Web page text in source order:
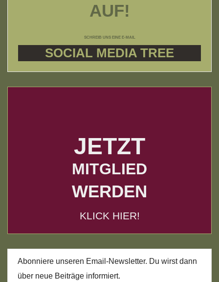
AUF!
SCHREIB UNS EINE E-MAIL
SOCIAL MEDIA TREE
JETZT
MITGLIED
WERDEN
KLICK HIER!
Abonniere unseren Email-Newsletter. Du wirst dann
über neue Beiträge informiert.